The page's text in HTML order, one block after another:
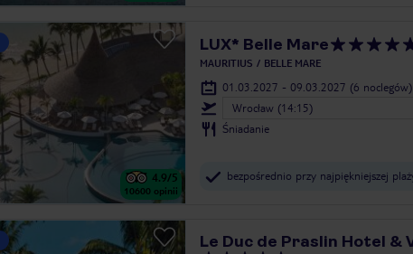
4.9/5
10600 opinii
LUX* Belle Mare
MAURITIUS BELLE MARE
01.03.2027 - 09.03.2027 (6 noclegów)
Wrocław (14:15)
Śniadanie
bezpośrednio przy najpiękniejszej
Le Duc de Praslin Hotel &